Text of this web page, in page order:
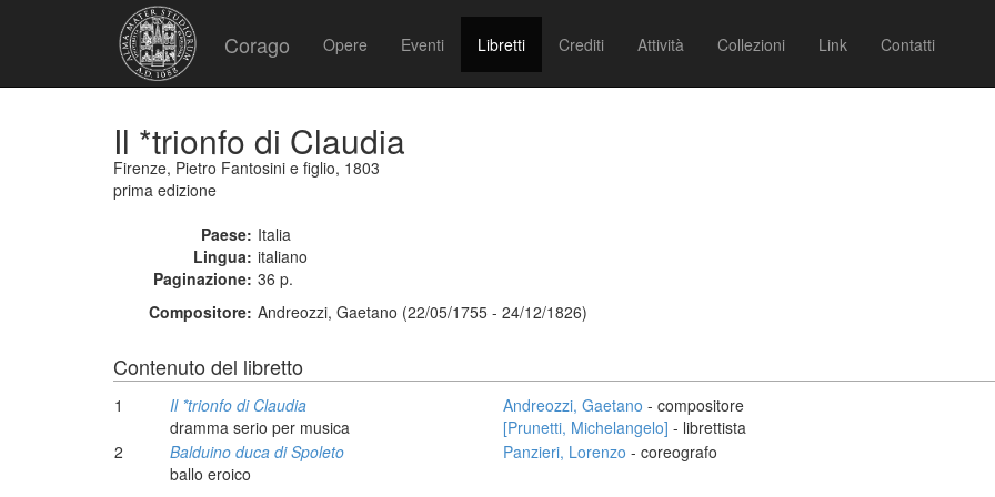
Corago Opere Eventi Libretti Crediti Attività Collezioni Link Contatti
Il *trionfo di Claudia
Firenze, Pietro Fantosini e figlio, 1803
prima edizione
Paese: Italia
Lingua: italiano
Paginazione: 36 p.
Compositore: Andreozzi, Gaetano (22/05/1755 - 24/12/1826)
Contenuto del libretto
1
Il *trionfo di Claudia
dramma serio per musica
Andreozzi, Gaetano - compositore
[Prunetti, Michelangelo] - librettista
2
Balduino duca di Spoleto
ballo eroico
Panzieri, Lorenzo - coreografo